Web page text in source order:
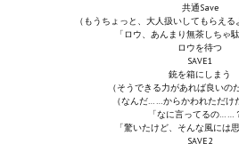
共通Save
（もうちょっと、大人扱いしてもらえる
「ロウ、あんまり無茶しちゃ
ロウを待つ
SAVE1
銃を箱にしまう
（そうできる力があれば良いの
（なんだ……からかわれただけ
「なに言ってるの……
「驚いたけど、そんな風には
SAVE2